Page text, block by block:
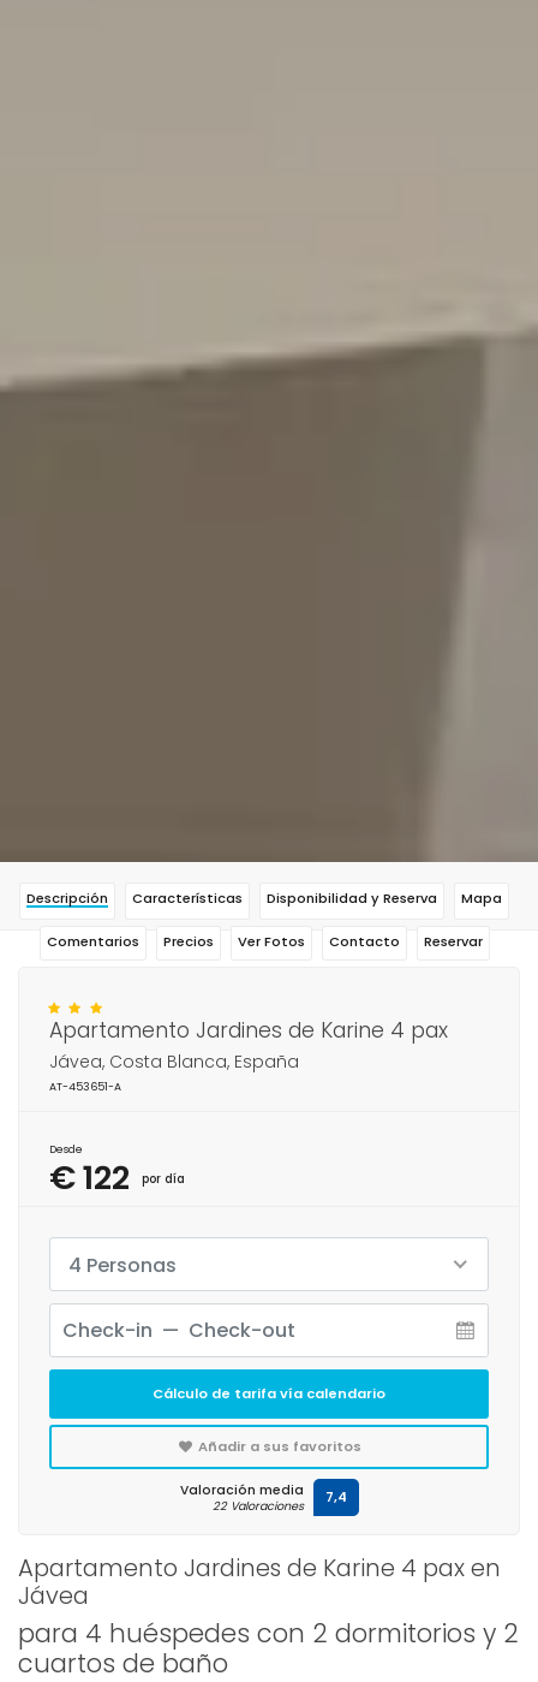
Descripción Características Disponibilidad y Reserva Mapa
Comentarios Precios Ver Fotos Contacto Reservar
Apartamento Jardines de Karine 4 pax en
Jávea
para 4 huéspedes con 2 dormitorios y 2
cuartos de baño
Apartamento Jardines de Karine 4 pax
Jávea, Costa Blanca, España
AT-453651-A
Desde
€ 122 por día
4 Personas
Cálculo de tarifa vía calendario
Añadir a sus favoritos
Valoración media
22 Valoraciones 7,4